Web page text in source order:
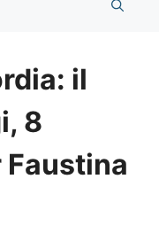
il
8
Faustina